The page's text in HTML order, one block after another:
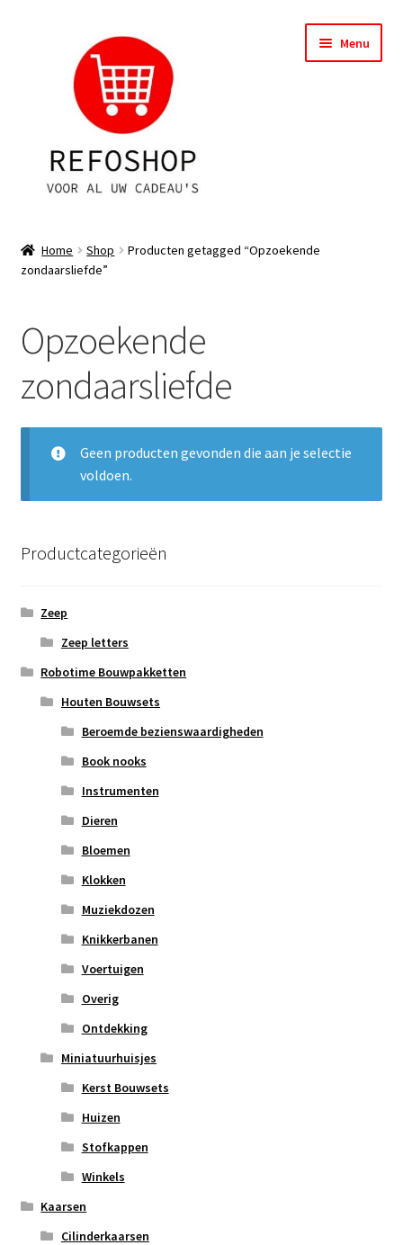
navigatie
Menu
OPRUIMING
Account
Klantenservice
Home Shop
Producten getagged “Opzoekende
zondaarsliefde”
Opzoekende
zondaarsliefde
Geen producten gevonden die aan je selectie
voldoen.
Productcategorieën
Zeep
Zeep letters
Robotime Bouwpakketten
Houten Bouwsets
Beroemde bezienswaardigheden
Book nooks
Instrumenten
Dieren
Bloemen
Klokken
Muziekdozen
Knikkerbanen
Voertuigen
Overig
Ontdekking
Miniatuurhuisjes
Kerst Bouwsets
Huizen
Stofkappen
Winkels
Kaarsen
Cilinderkaarsen